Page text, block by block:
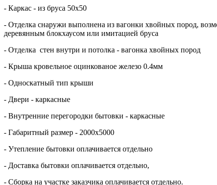
- Каркас - из бруса 50х50
- Отделка снаружи выполнена из вагонки хвойных пород,
деревянным блокхаусом или имитацией бруса
- Отделка стен внутри и потолка - вагонка хвойных пород
- Крыша кровельное оцинкованое железо 0.4мм
- Односкатный тип крыши
- Двери - каркасные
- Внутренние перегородки бытовки - каркасные
- Габаритный размер - 2000х5000
- Утепление бытовки оплачивается отдельно
- Доставка бытовки оплачивается отдельно,
- Сборка на участке заказчика оплачивается отдельно.